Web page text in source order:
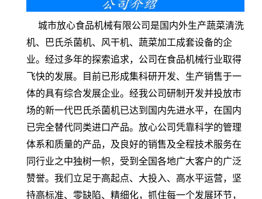
城市放心食品机械有限公司是国内外生产蔬菜清洗
机、巴氏杀菌机、风干机、蔬菜加工成套设备的企
业。经过多年的探索追求，公司在食品机械行业取得
飞快的发展。目前已形成集科研开发、生产销售于一
体的具有综合发展企业。经我公司研制开发并投放市
场的新一代巴氏杀菌机已达到国内先进水平，在国内
已完全替代同类进口产品。放心公司凭靠科学的管理
体系和质量的产品，及良好的销售及全程技术服务在
同行业之中独树一帜，受到全国各地广大客户的广泛
赞誉。我们立足于高起点、大投入、高水平运营，坚
持高标准、零缺陷、精细化，抓住每一个发展环节，